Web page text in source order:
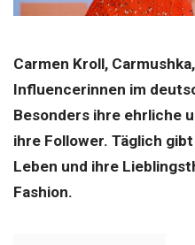
Carmen Kroll,
Influencerinnen im
Besonders ihre ehrliche
ihre Follower. Täglich
Leben und ihre
Fashion.